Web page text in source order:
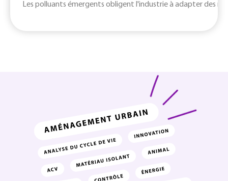
Les polluants émergents obligent l'industrie à adapter des